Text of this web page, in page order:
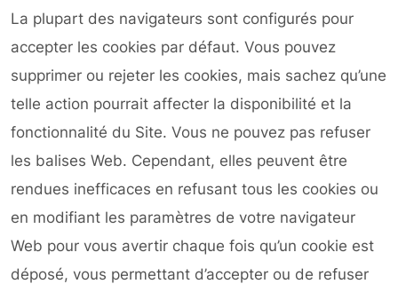
La plupart des navigateurs sont configurés pour
accepter les cookies par défaut. Vous pouvez
supprimer ou rejeter les cookies, mais sachez qu’une
telle action pourrait affecter la disponibilité et la
fonctionnalité du Site. Vous ne pouvez pas refuser
les balises Web. Cependant, elles peuvent être
rendues inefficaces en refusant tous les cookies ou
en modifiant les paramètres de votre navigateur
Web pour vous avertir chaque fois qu’un cookie est
déposé, vous permettant d’accepter ou de refuser